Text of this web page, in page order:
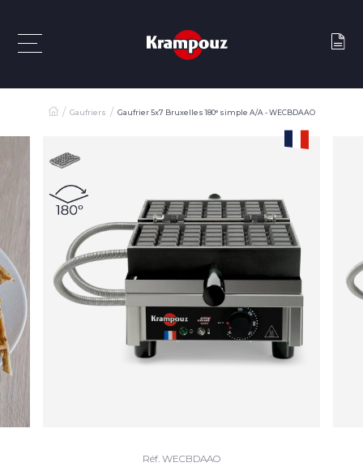
Gaufriers Gaufrier 5x7 Bruxelles 180° simple A/A - WECBDAAO
Réf. WECBDAAO